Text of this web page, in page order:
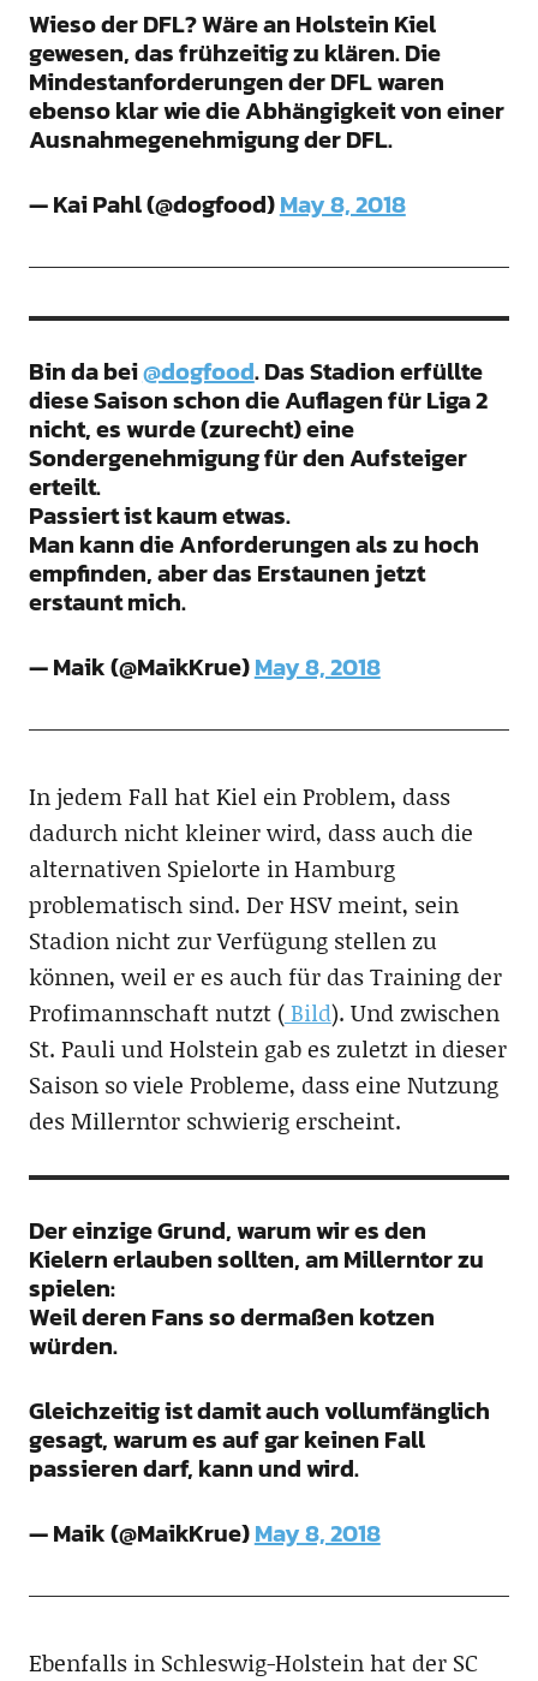
Wieso der DFL? Wäre an Holstein Kiel
gewesen, das frühzeitig zu klären. Die
Mindestanforderungen der DFL waren
ebenso klar wie die Abhängigkeit von einer
Ausnahmegenehmigung der DFL.
— Kai Pahl (@dogfood)May 8, 2018
Bin da bei@dogfood. Das Stadion erfüllte
diese Saison schon die Auflagen für Liga 2
nicht, es wurde (zurecht) eine
Sondergenehmigung für den Aufsteiger
erteilt.
Passiert ist kaum etwas.
Man kann die Anforderungen als zu hoch
empfinden, aber das Erstaunen jetzt
erstaunt mich.
— Maik (@MaikKrue)May 8, 2018
In jedem Fall hat Kiel ein Problem, dass
dadurch nicht kleiner wird, dass auch die
alternativen Spielorte in Hamburg
problematisch sind. Der HSV meint, sein
Stadion nicht zur Verfügung stellen zu
können, weil er es auch für das Training der
Profimannschaft nutzt (Bild). Und zwischen
St. Pauli und Holstein gab es zuletzt in dieser
Saison so viele Probleme, dass eine Nutzung
des Millerntor schwierig erscheint.
Der einzige Grund, warum wir es den
Kielern erlauben sollten, am Millerntor zu
spielen:
Weil deren Fans so dermaßen kotzen
würden.
Gleichzeitig ist damit auch vollumfänglich
gesagt, warum es auf gar keinen Fall
passieren darf, kann und wird.
— Maik (@MaikKrue)May 8, 2018
Ebenfalls in Schleswig-Holstein hat der SC